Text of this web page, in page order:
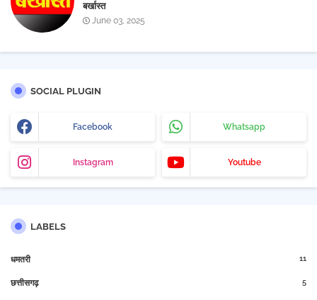
बर्खास्त
June 03, 2025
SOCIAL PLUGIN
Facebook Whatsapp
Instagram Youtube
LABELS
धमतरी 11
छत्तीसगढ़ 5